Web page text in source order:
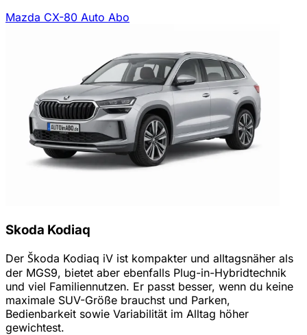
Mazda CX-80 Auto Abo
Skoda Kodiaq
Der Škoda Kodiaq iV ist kompakter und alltagsnäher als
der MGS9, bietet aber ebenfalls Plug-in-Hybridtechnik
und viel Familiennutzen. Er passt besser, wenn du keine
maximale SUV-Größe brauchst und Parken,
Bedienbarkeit sowie Variabilität im Alltag höher
gewichtest.